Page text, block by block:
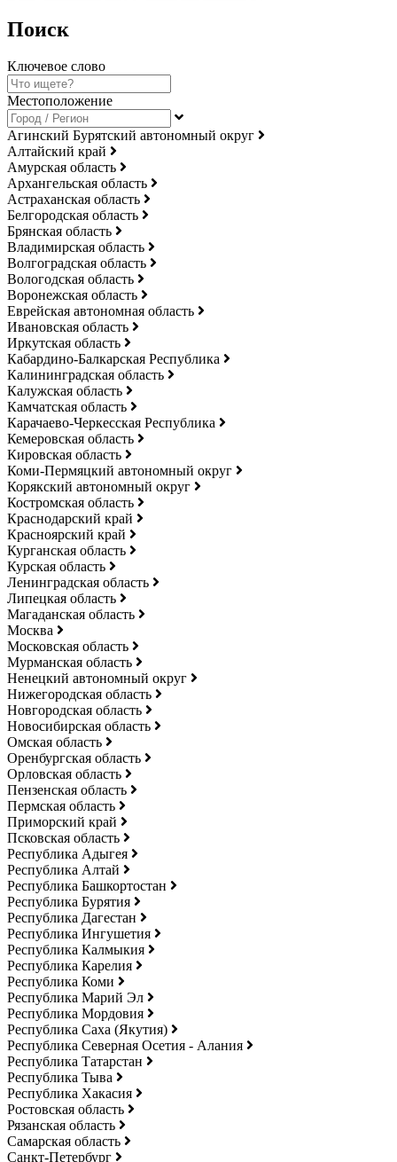
Поиск
Ключевое слово
Местоположение
Агинский Бурятский автономный округ
Алтайский край
Амурская область
Архангельская область
Астраханская область
Белгородская область
Брянская область
Владимирская область
Волгоградская область
Вологодская область
Воронежская область
Еврейская автономная область
Ивановская область
Иркутская область
Кабардино-Балкарская Республика
Калининградская область
Калужская область
Камчатская область
Карачаево-Черкесская Республика
Кемеровская область
Кировская область
Коми-Пермяцкий автономный округ
Корякский автономный округ
Костромская область
Краснодарский край
Красноярский край
Курганская область
Курская область
Ленинградская область
Липецкая область
Магаданская область
Москва
Московская область
Мурманская область
Ненецкий автономный округ
Нижегородская область
Новгородская область
Новосибирская область
Омская область
Оренбургская область
Орловская область
Пензенская область
Пермская область
Приморский край
Псковская область
Республика Адыгея
Республика Алтай
Республика Башкортостан
Республика Бурятия
Республика Дагестан
Республика Ингушетия
Республика Калмыкия
Республика Карелия
Республика Коми
Республика Марий Эл
Республика Мордовия
Республика Саха (Якутия)
Республика Северная Осетия - Алания
Республика Татарстан
Республика Тыва
Республика Хакасия
Ростовская область
Рязанская область
Самарская область
Санкт-Петербург